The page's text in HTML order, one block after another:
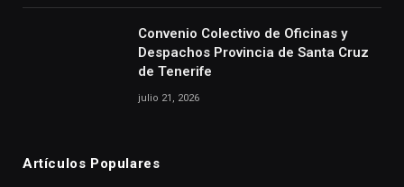
Convenio Colectivo de Oficinas y
Despachos Provincia de Santa Cruz
de Tenerife
julio 21, 2026
Artículos Populares